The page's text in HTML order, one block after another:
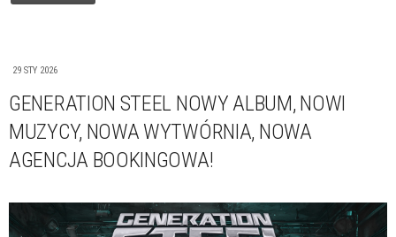
29 STY 2026
GENERATION STEEL NOWY ALBUM, NOWI
MUZYCY, NOWA WYTWÓRNIA, NOWA
AGENCJA BOOKINGOWA!